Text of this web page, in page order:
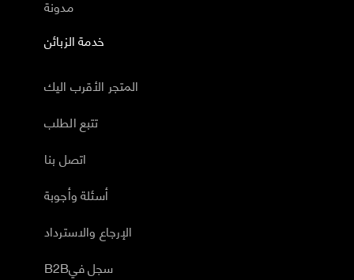
مدونة
خدمة الزبائن
المتجر الأقرب اليك
تتبع الطلب
اتصل بنا
أسئلة وأجوبة
الإرجاع والاسترداد
B2Bسجل في